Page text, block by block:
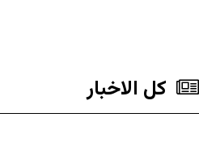
کل الاخبار